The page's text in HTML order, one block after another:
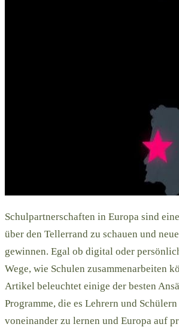
Schulpartnerschaften in Europa sind
über den Tellerrand zu schauen und
gewinnen. Egal ob digital oder
Wege, wie Schulen zusammenarbeiten
Artikel beleuchtet einige der besten
Programme, die es Lehrern und
voneinander zu lernen und Europa auf